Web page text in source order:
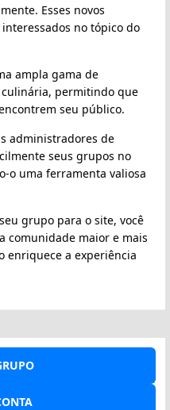
Esses novos
no tópico do
ampla gama de
permitindo que
seu público.
administradores de
seus grupos no
o uma ferramenta valiosa
grupo para o site, você
comunidade maior e mais
enriquece a experiência